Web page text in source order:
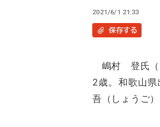
2021/6/1 21:33
保存する
嶋村 登氏（
2歳。和歌山
吾（しょうご）